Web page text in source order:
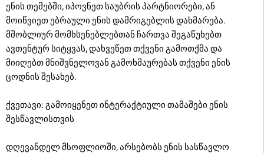
ენის თემებში, იპოვნეთ საუბრის პარტნიორები, ან
მოიწვიეთ ებრაული ენის დამრიგებლის დახმარება.
მშობლიურ მომხსენებლებთან ჩართვა შეგაწუხებთ
ავთენტურ სიტყვას, დახვეწეთ თქვენი გამოთქმა და
მიიღებთ მნიშვნელოვან გამოხმაურებას თქვენი ენის
ცოდნის შესახებ.
ქვეთავი: გამოიყენეთ ინტერაქტიული თამაშები ენის
შესწავლისთვის
დღევანდელ მსოფლიოში, არსებობს ენის სასწავლო